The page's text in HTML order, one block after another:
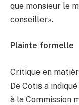
que monsieur le
conseiller».
Plainte formelle
Critique en
De Cotis a
à la Commission